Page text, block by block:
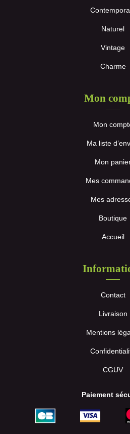
Naturel
Vintage
Charme
Mon
Mon
Ma liste
Mon
Mes
Mes
Boutique
Accueil
Contact
Livraison
Mentions
CGUV
Paiement